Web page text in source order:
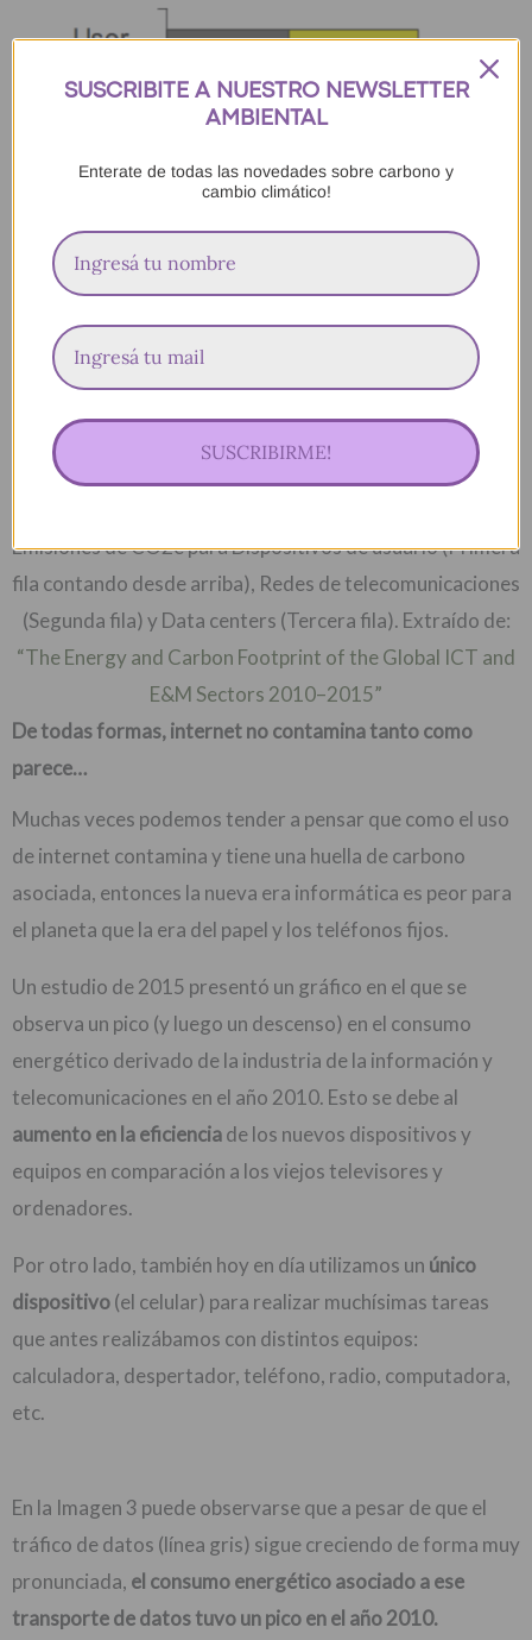
Emisiones de CO2e para Dispositivos de usuario (Primera
fila contando desde arriba), Redes de telecomunicaciones
(Segunda fila) y Data centers (Tercera fila). Extraído de:
“The Energy and Carbon Footprint of the Global ICT and
E&M Sectors 2010–2015”
De todas formas, internet no contamina tanto como
parece…
Muchas veces podemos tender a pensar que como el uso
de internet contamina y tiene una huella de carbono
asociada, entonces la nueva era informática es peor para
el planeta que la era del papel y los teléfonos fijos.
Un estudio de 2015 presentó un gráfico en el que se
observa un pico (y luego un descenso) en el consumo
energético derivado de la industria de la información y
telecomunicaciones en el año 2010. Esto se debe al
aumento en la eficienciade los nuevos dispositivos y
equipos en comparación a los viejos televisores y
ordenadores.
Por otro lado, también hoy en día utilizamos un único
dispositivo(el celular) para realizar muchísimas tareas
que antes realizábamos con distintos equipos:
calculadora, despertador, teléfono, radio, computadora,
etc.
En la Imagen 3 puede observarse que a pesar de que el
tráfico de datos (línea gris) sigue creciendo de forma muy
pronunciada, el consumo energético asociado a ese
transporte de datos tuvo un pico en el año 2010.
SUSCRIBITE A NUESTRO NEWSLETTER
AMBIENTAL
Enterate de todas las novedades sobre carbono y
cambio climático!
SUSCRIBIRME!